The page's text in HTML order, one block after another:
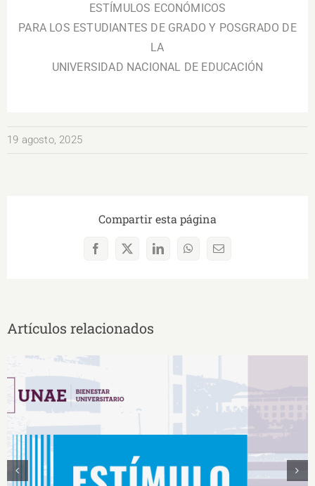
ESTÍMULOS ECONÓMICOS
PARA LOS ESTUDIANTES DE GRADO Y POSGRADO DE
LA
UNIVERSIDAD NACIONAL DE EDUCACIÓN
19 agosto, 2025
Compartir esta página
Facebook
X LinkedInWhatsAppCorreo
Artículos relacionados
Estímulos Económicos para Deportistas de Alto